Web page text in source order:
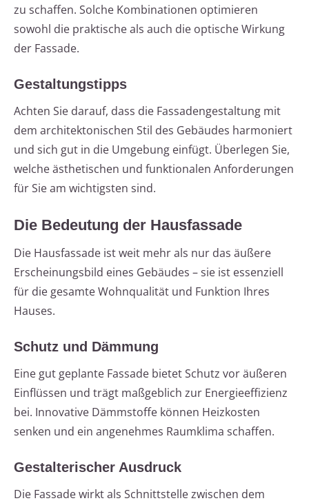
zu schaffen. Solche Kombinationen optimieren
sowohl die praktische als auch die optische Wirkung
der Fassade.
Gestaltungstipps
Achten Sie darauf, dass die Fassadengestaltung mit
dem architektonischen Stil des Gebäudes harmoniert
und sich gut in die Umgebung einfügt. Überlegen Sie,
welche ästhetischen und funktionalen Anforderungen
für Sie am wichtigsten sind.
Die Bedeutung der Hausfassade
Die Hausfassade ist weit mehr als nur das äußere
Erscheinungsbild eines Gebäudes – sie ist essenziell
für die gesamte Wohnqualität und Funktion Ihres
Hauses.
Schutz und Dämmung
Eine gut geplante Fassade bietet Schutz vor äußeren
Einflüssen und trägt maßgeblich zur Energieeffizienz
bei. Innovative Dämmstoffe können Heizkosten
senken und ein angenehmes Raumklima schaffen.
Gestalterischer Ausdruck
Die Fassade wirkt als Schnittstelle zwischen dem